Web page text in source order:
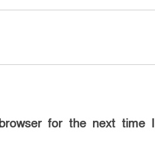
for the next time I